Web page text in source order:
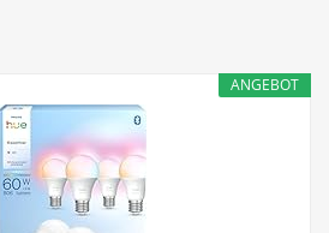
ANGEBOT